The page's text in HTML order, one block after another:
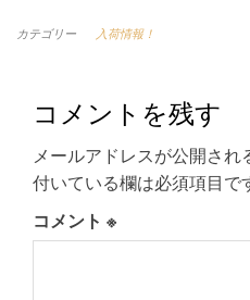
カテゴリー 入荷情報！
コメントを残す
メールアドレスが公開され
付いている欄は必須項目で
コメント ※